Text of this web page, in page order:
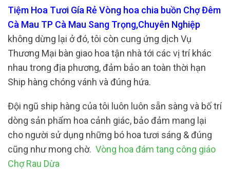
Tiệm Hoa Tươi Gía Rẻ Vòng hoa chia buồn Chợ Đêm
Cà Mau TP Cà Mau Sang Trọng,Chuyên Nghiệp
không dừng lại ở đó, tôi còn cung ứng dịch Vụ
Thương Mại bàn giao hoa tận nhà tới các vị trí khác
nhau trong địa phương, đảm bảo an toàn thời hạn
Ship hàng chóng vánh và đúng hứa.
Đội ngũ ship hàng của tôi luôn luôn sẵn sàng và bố trí
dòng sản phẩm hoa cảnh giác, bảo đảm mang lại
cho người sử dụng những bó hoa tươi sáng & đúng
cũng như mong chờ. Vòng hoa đám tang công giáo
Chợ Rau Dừa